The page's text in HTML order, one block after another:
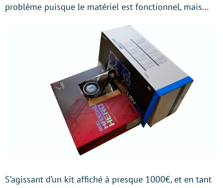
problème puisque le matériel est fonctionnel, mais…
S’agissant d’un kit affiché à presque 1000€, et en tant